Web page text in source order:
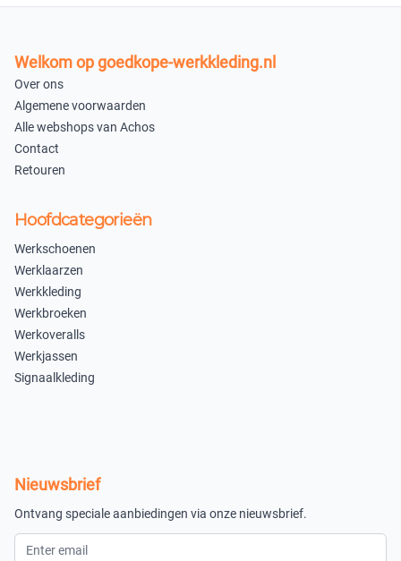
×
In winkelmandje
Welkom op goedkope-werkkleding.nl
Over ons
Algemene voorwaarden
Alle webshops van Achos
Contact
Retouren
Hoofdcategorieën
Werkschoenen
Werklaarzen
Werkkleding
Werkbroeken
Werkoveralls
Werkjassen
Signaalkleding
Nieuwsbrief
Ontvang speciale aanbiedingen via onze nieuwsbrief.